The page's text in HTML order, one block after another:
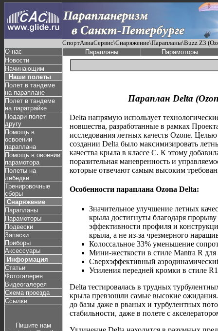
СпортАвиаСервис\Снаряжение\Парапланы\Buzz Z3
О нас
Новости
Начинающим
Наши полеты
Полет в тандеме
на параплане
Полет в тандеме
на паратрайке
Подари полет
другу
Помощь в
освоении
параплана
Помощь в овоении
парамотора
Полеты на
лебедке
Тренировочные
сборы
Снаряжение
Парапланы
Парамоторы
Подвески
Запаски
Приборы
Аксессуары
Информация
Статьи
Фотогалерея
Видеогалерея
Схема проезда
Ссылки
Пишите нам
Парапланы Парамоторы
Параплан Delta
Delta напрямую использует
новшества, разработанные в рамках
исследования летных качеств Ozone.
создании Delta было максимизировать
качества крыла в классе С. К этому
поразительная маневренность и
которые отвечают самым высоким
Особенности параплана Ozona Delta:
Значительное улучшение летных
крыла достигнуты благодаря
эффективности профиля и
крыла, а не из-за чрезмерного
Колоссальное 33% уменьшение
Мини-жесткости в стиле Mantra R
Сверхэффективный
Усиления передней кромки в стиле
Delta тестировалась в трудных
крыла превзошли самые высокие
до базы даже в рваных и турбулентных
стабильности, даже в полете с